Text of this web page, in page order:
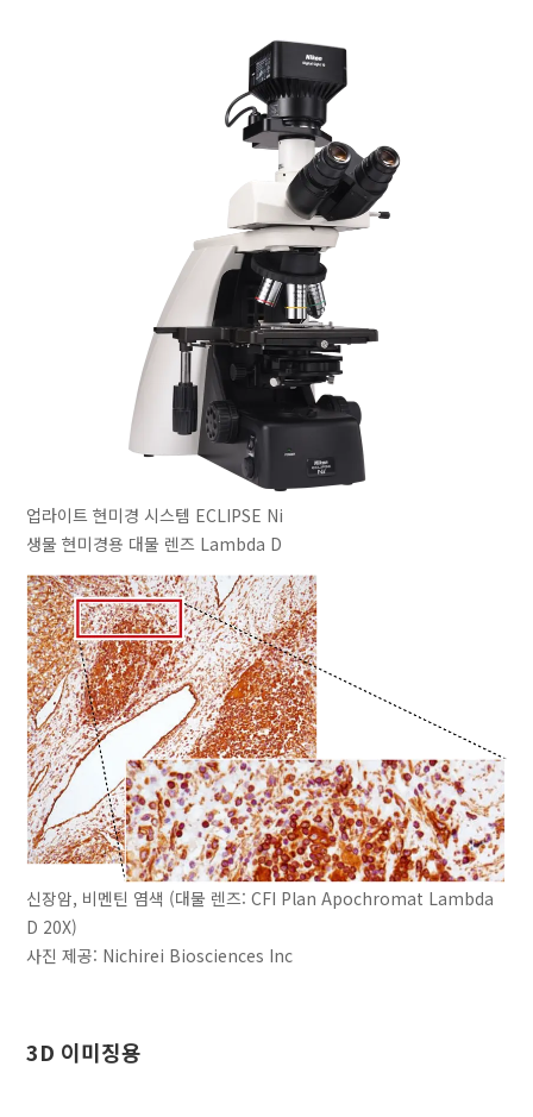
업라이트 현미경 시스템 ECLIPSE Ni
생물 현미경용 대물 렌즈 Lambda D
신장암, 비멘틴 염색 (대물 렌즈: CFI Plan Apochromat Lambda
D 20X)
사진 제공: Nichirei Biosciences Inc
3D 이미징용